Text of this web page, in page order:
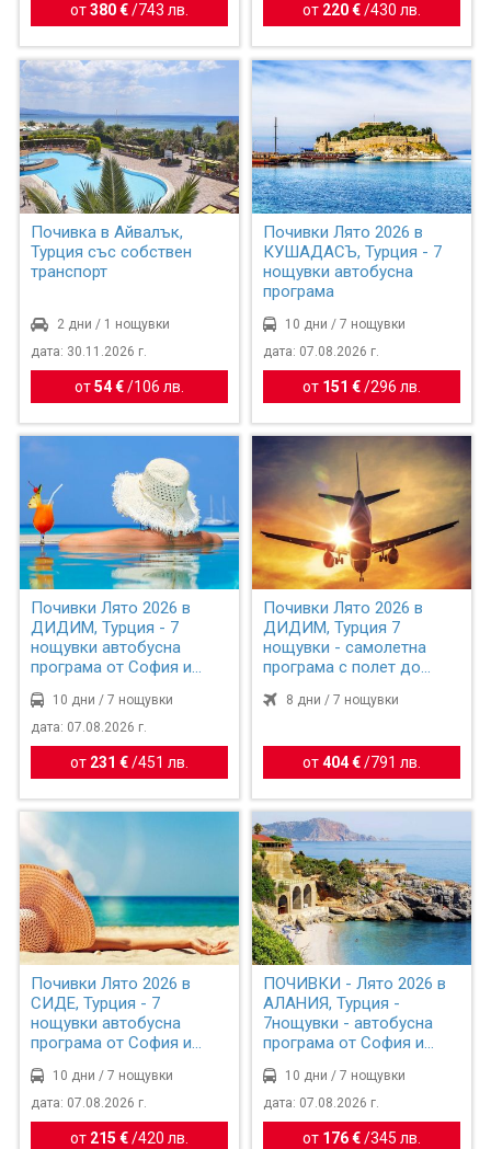
от380 € / 743 лв. от 220 €/430 лв.
Почивка в Айвалък,
Турция със собствен
транспорт
2 дни / 1 нощувки
дата: 30.11.2026 г.
от54 € / 106 лв.
Почивки Лято 2026 в
КУШАДАСЪ, Турция - 7
нощувки автобусна
програма
10 дни / 7 нощувки
дата: 07.08.2026 г.
от 151 €/296 лв.
Почивки Лято 2026 в
ДИДИМ, Турция - 7
нощувки автобусна
програма от София и
10 дни / 7 нощувки
дата: 07.08.2026 г.
от 231 € /451 лв.
Почивки Лято 2026 в
ДИДИМ, Турция 7
нощувки - самолетна
програма с полет до
8 дни / 7 нощувки
от404 €/ 791 лв.
Почивки Лято 2026 в
СИДЕ, Турция - 7
нощувки автобусна
програма от София и
10 дни / 7 нощувки
дата: 07.08.2026 г.
от 215 € /420 лв.
ПОЧИВКИ - Лято 2026 в
АЛАНИЯ, Турция -
7нощувки - автобусна
програма от София и
10 дни / 7 нощувки
дата: 07.08.2026 г.
от 176 €/345 лв.